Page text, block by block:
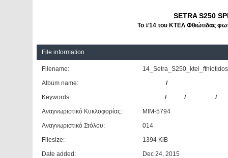
SETRA S250
Το #14 του ΚΤΕΛ Φθιώτιδας
File information
Filename:
Album name:
/
Keywords:
/ / /
Αναγνωριστικό Κυκλοφορίας:
ΜΙΜ-5794
Αναγνωριστικό Στόλου:
014
Filesize:
1394 KiB
Date added:
Dec 24, 2015